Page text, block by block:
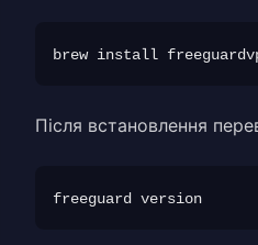
Після встановлення